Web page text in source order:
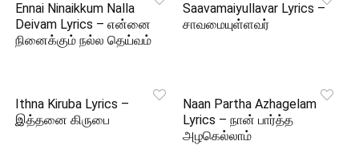
Ennai Ninaikkum Nalla
Deivam Lyrics – என்னை
நினைக்கும் நல்ல தெய்வம்
Saavamaiyullavar Lyrics –
சாவமையுள்ளவர்
Ithna Kiruba Lyrics –
இத்தனை கிருபை
Naan Partha Azhagelam
Lyrics – நான் பார்த்த
அழகெல்லாம்